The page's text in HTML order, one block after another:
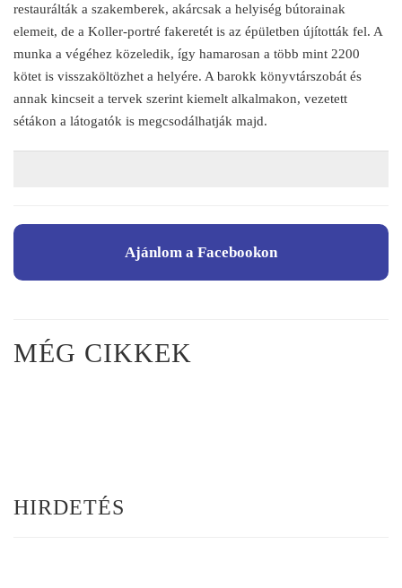
restaurálták a szakemberek, akárcsak a helyiség bútorainak
elemeit, de a Koller-portré fakeretét is az épületben újították fel. A
munka a végéhez közeledik, így hamarosan a több mint 2200
kötet is visszaköltözhet a helyére. A barokk könyvtárszobát és
annak kincseit a tervek szerint kiemelt alkalmakon, vezetett
sétákon a látogatók is megcsodálhatják majd.
Ajánlom a Facebookon
MÉG CIKKEK
HIRDETÉS